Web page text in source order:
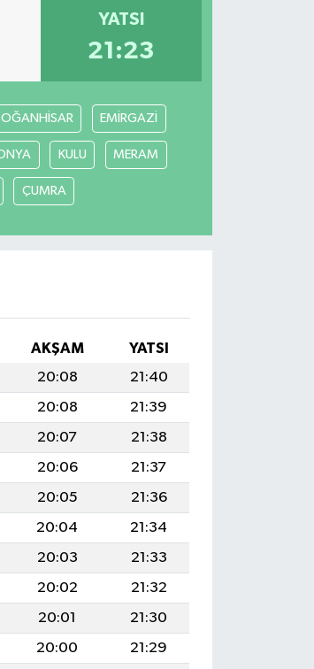
YATSI
21:23
EMİRGAZİ
KULU MERAM
ÇUMRA
AKŞAM
YATSI
20:08
21:40
20:08
21:39
20:07
21:38
20:06
21:37
20:05
21:36
20:04
21:34
20:03
21:33
20:02
21:32
20:01
21:30
20:00
21:29